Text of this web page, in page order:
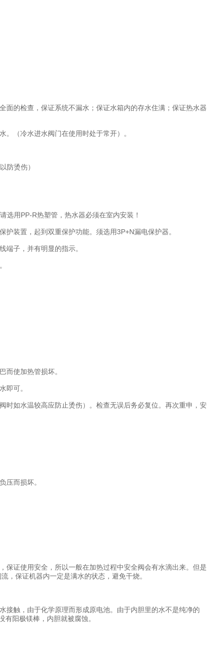
面的检查，保证系统不漏水；保证水箱内的存水住满；保证热水器
（冷水进水阀门在使用时处于常开）。
防烫伤）
选用 PP-R热塑管，热水器必须在室内安装！
护装置，起到双重保护功能。须选用3P+N漏电保护器。
端子，并有明显的指示。
而使加热管损坏。
即可。
时如水温较高应防止烫伤）。检查无误后务必复位。再次重申，安
压而损坏。
保证使用安全，所以一般在加热过程中安全阀会有水滴出来。但是
，保证机器内一定是满水的状态，避免干烧。
接触，由于化学原理而形成原电池。由于内胆里的水不是纯净的
有阳极镁棒，内胆就被腐蚀。